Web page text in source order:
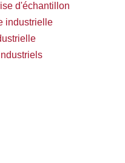
d'échantillon
industrielle